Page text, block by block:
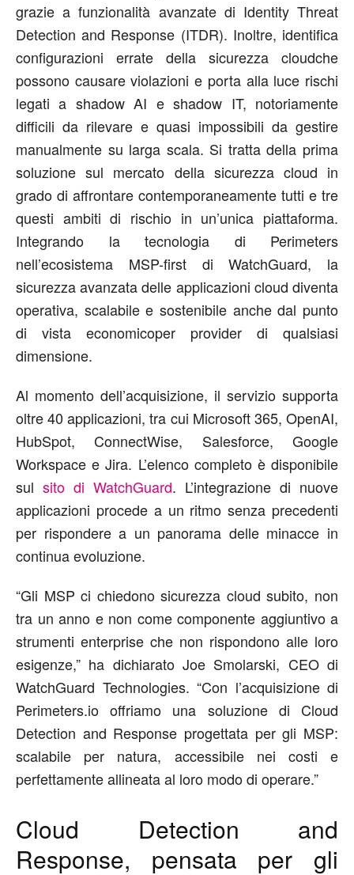
grazie afunzionalità avanzate di Identity Threat
Detection and Response (ITDR). Inoltre, identifica
configurazioni errate della sicurezza cloudche
possono causare violazioni e porta allaluce rischi
legati a shadow AI e shadow IT, notoriamente
difficili da rilevare e quasi impossibili da gestire
manualmente su larga scala. Si tratta della prima
soluzionesul mercato della sicurezza cloud in
grado di affrontare contemporaneamente tutti e tre
questi ambiti di rischio in un’unica piattaforma.
Integrando la tecnologia di Perimeters
nell’ecosistema MSP-first diWatchGuard, la
sicurezza avanzata delle applicazioni cloud diventa
operativa, scalabile e sostenibile anchedal punto
di vista economicoper provider di qualsiasi
dimensione.
Al momento dell’acquisizione, il servizio supporta
oltre 40 applicazioni, tra cui Microsoft 365, OpenAI,
HubSpot, ConnectWise, Salesforce, Google
Workspace e Jira. L’elenco completo è disponibile
sul sito di WatchGuard. L’integrazione di nuove
applicazioni procede a un ritmo senza precedenti
per rispondere a un panorama delle minacce in
continua evoluzione.
“Gli MSP ci chiedono sicurezza cloud subito, non
tra un anno e non come componente aggiuntivo a
strumenti enterprise che non rispondono alle loro
esigenze,” ha dichiaratoJoe Smolarski, CEO di
WatchGuard Technologies. “Con l’acquisizione di
Perimeters.iooffriamo una soluzione di Cloud
Detection and Response progettata per gli MSP:
scalabile per natura, accessibile nei costi e
perfettamente allineata al loro modo di operare.”
Cloud Detection and
Response, pensata per gli